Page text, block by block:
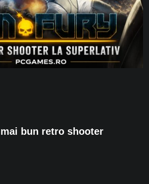
bun retro shooter